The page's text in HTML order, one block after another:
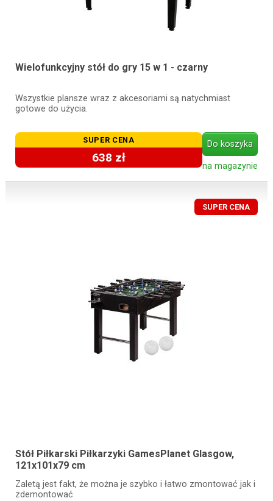
Wielofunkcyjny stół do gry 15 w 1 - czarny
Wszystkie plansze wraz z akcesoriami są natychmiast
gotowe do użycia.
SUPER CENA
638 zł
Do koszyka
na magazynie
SUPER CENA
Stół Piłkarski Piłkarzyki GamesPlanet Glasgow,
121x101x79 cm
Zaletą jest fakt, że można je szybko i łatwo zmontować jak i
zdemontować